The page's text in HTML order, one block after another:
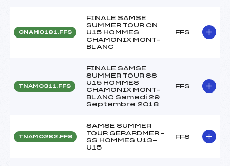
CNAM0181.FFS
FINALE SAMSE
SUMMER TOUR CN
U15 HOMMES
CHAMONIX MONT-
BLANC
FFS
TNAM0311.FFS
FINALE SAMSE
SUMMER TOUR SS
U15 HOMMES
CHAMONIX MONT-
BLANC Samedi 29
Septembre 2018
FFS
TNAM0282.FFS
SAMSE SUMMER
TOUR GERARDMER –
SS HOMMES U13-
U15
FFS